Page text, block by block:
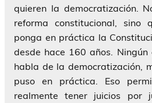
quieren la democratización.
reforma constitucional,
ponga en práctica la
desde hace 160 años.
habla de la democratización,
puso en práctica. Eso
realmente tener juicios por